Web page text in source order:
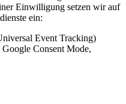
Einwilligung setzen wir auf
ein:
Event Tracking)
Consent Mode,